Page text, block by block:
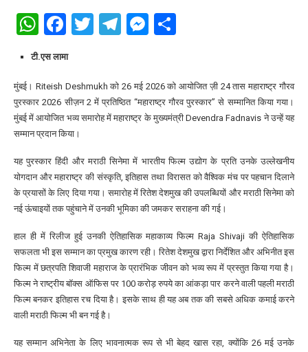
WhatsApp
Facebook
Twitter
Telegram
Messenger
टी.एस लामा
मुंबई। Riteish Deshmukh को 26 मई 2026 को आयोजित ज़ी 24 तास महाराष्ट्र गौरव
पुरस्कार 2026 सीज़न 2 में प्रतिष्ठित “महाराष्ट्र गौरव पुरस्कार” से सम्मानित किया गया।
मुंबई में आयोजित भव्य समारोह में महाराष्ट्र के मुख्यमंत्री Devendra Fadnavis ने उन्हें यह
सम्मान प्रदान किया।
यह पुरस्कार हिंदी और मराठी सिनेमा में भारतीय फिल्म उद्योग के प्रति उनके उल्लेखनीय
योगदान और महाराष्ट्र की संस्कृति, इतिहास तथा विरासत को वैश्विक मंच पर पहचान दिलाने
के प्रयासों के लिए दिया गया। समारोह में रितेश देशमुख की उपलब्धियों और मराठी सिनेमा को
नई ऊंचाइयों तक पहुंचाने में उनकी भूमिका की जमकर सराहना की गई।
हाल ही में रिलीज हुई उनकी ऐतिहासिक महाकाव्य फिल्म Raja Shivaji की ऐतिहासिक
सफलता भी इस सम्मान का प्रमुख कारण रही। रितेश देशमुख द्वारा निर्देशित और अभिनीत इस
फिल्म में छत्रपति शिवाजी महाराज के प्रारंभिक जीवन को भव्य रूप में प्रस्तुत किया गया है।
फिल्म ने राष्ट्रीय बॉक्स ऑफिस पर 100 करोड़ रुपये का आंकड़ा पार करने वाली पहली मराठी
फिल्म बनकर इतिहास रच दिया है। इसके साथ ही यह अब तक की सबसे अधिक कमाई करने
वाली मराठी फिल्म भी बन गई है।
यह सम्मान अभिनेता के लिए भावनात्मक रूप से भी बेहद खास रहा, क्योंकि 26 मई उनके